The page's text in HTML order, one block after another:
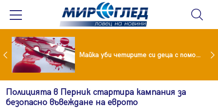
Проф.Кантарджиев: Пазете се от комарите и полово предаваните инфекции Майка уби четирите си деца с помощта на баба им, след което се самоуби
Полицията в Перник стартира кампания за
безопасно въвеждане на еврото